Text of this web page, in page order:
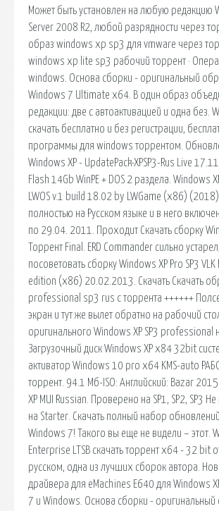
Может быть установлен на любую редакцию
Server 2008 R2, любой разрядности через
образ windows xp sp3 для vmware через
windows xp lite sp3 рабочий торрент ·
windows. Основа сборки - оригинальный
Windows 7 Ultimate x64. В один образ
редакции: две с автоактивацией и одна без.
скачать бесплатно и без регистрации,
программы для windows торрентом.
Windows XP - UpdatePack-XPSP3-Rus Live
Flash 14Gb WinPE + DOS 2 раздела. Windows
LWOS v.1 build 18.02 by LWGamе (x86)
полностью на Русском языке и в него
по 29.04. 2011. Проходит Скачать сборку
Торрент Finаl. ERD Commander сильно
посоветовать сборку Windows XP Pro SP3
edition (x86) 20.02.2013. Скачать Скачать
professional sp3 rus с торрента ++++++
экран и тут же вылет обратно на рабочий
оригинального Windows XP SP3 professional
Загрузочный диск Windows XP x84 32bit
активатор Windows 10 pro x64 KMS-auto
торрент. 94.1 Мб-ISO: Английский: Bazar
XP MUI Russian. Проверено на SP1, SP2, SP3
на Starter. Скачать полный набор обновлений
Windows 7! Такого вы еще не видели – этот.
Enterprise LTSB скачать торрент x64 - 32 bit
русском, одна из лучших сборок автора.
драйвера для eMachines E640 для Windows
7 и Windows. Основа сборки -